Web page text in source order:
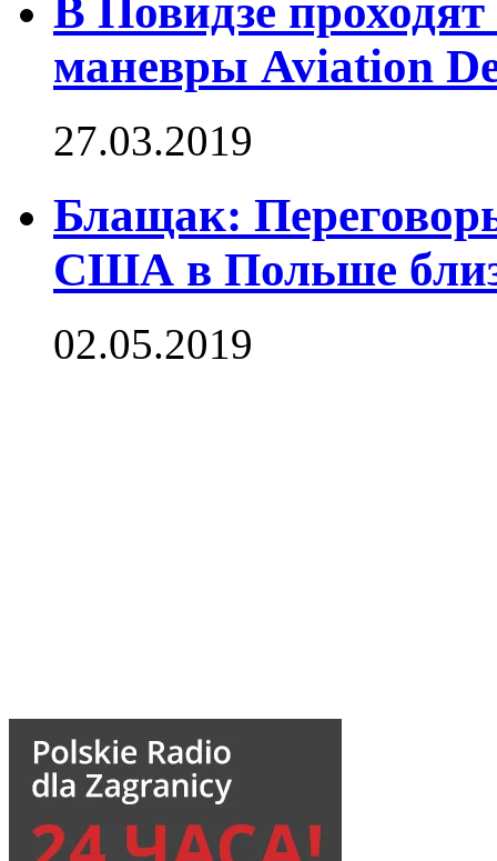
В Повидзе
маневры Aviation
27.03.2019
Блащак:
США в Польше
02.05.2019